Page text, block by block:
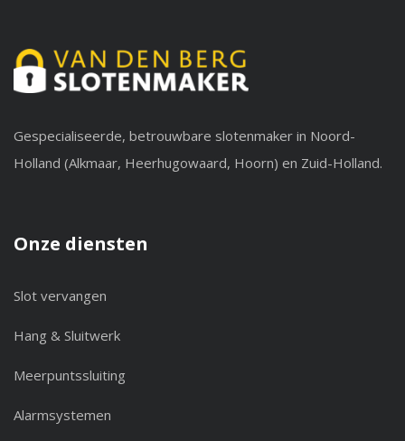
Gespecialiseerde, betrouwbare slotenmaker in Noord-
Holland (Alkmaar, Heerhugowaard, Hoorn) en Zuid-Holland.
Onze diensten
Slot vervangen
Hang & Sluitwerk
Meerpuntssluiting
Alarmsystemen